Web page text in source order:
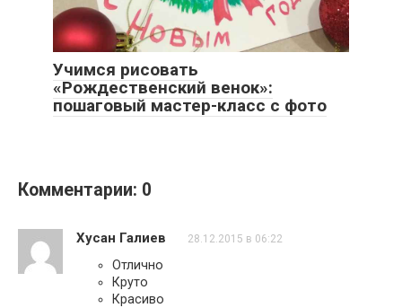
Учимся рисовать
«Рождественский венок»:
пошаговый мастер-класс с фото
Комментарии: 0
Хусан Галиев 28.12.2015 в 06:22
Отлично
Круто
Красиво